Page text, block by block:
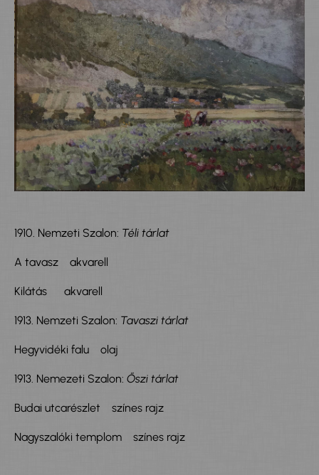
1910. Nemzeti Szalon: Téli tárlat
A tavasz akvarell
Kilátás akvarell
1913. Nemzeti Szalon: Tavaszi tárlat
Hegyvidéki falu olaj
1913. Nemezeti Szalon: Őszi tárlat
Budai utcarészlet színes rajz
Nagyszalóki templom színes rajz